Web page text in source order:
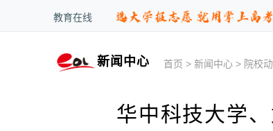
教育在线
新闻中心 首页 >新闻中心 > 院校
华中科技大学